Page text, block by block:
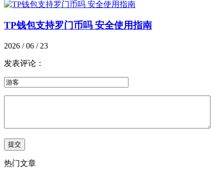
TP钱包支持罗门币吗 安全使用指南
2026 / 06 / 23
发表评论：
热门文章